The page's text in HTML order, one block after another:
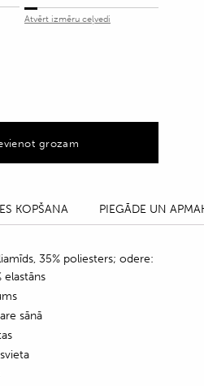
Atvērt izmēru ceļvedi
grozam
KOPŠANA PIEGĀDE UN
35% poliesters; odere:
elastāns
sānā